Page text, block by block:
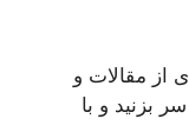
از مقالات و
بزنید و با